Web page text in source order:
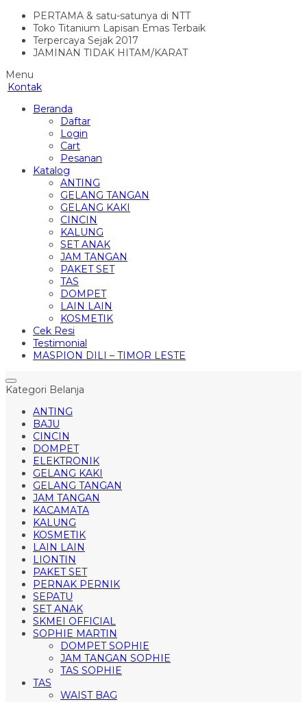
PERTAMA & satu-satunya di NTT
Toko Titanium Lapisan Emas Terbaik
Terpercaya Sejak 2017
JAMINAN TIDAK HITAM/KARAT
Menu
Kontak
Beranda
Daftar
Login
Cart
Pesanan
Katalog
ANTING
GELANG TANGAN
GELANG KAKI
CINCIN
KALUNG
SET ANAK
JAM TANGAN
PAKET SET
TAS
DOMPET
LAIN LAIN
KOSMETIK
Cek Resi
Testimonial
MASPION DILI – TIMOR LESTE
Kategori Belanja
ANTING
BAJU
CINCIN
DOMPET
ELEKTRONIK
GELANG KAKI
GELANG TANGAN
JAM TANGAN
KACAMATA
KALUNG
KOSMETIK
LAIN LAIN
LIONTIN
PAKET SET
PERNAK PERNIK
SEPATU
SET ANAK
SKMEI OFFICIAL
SOPHIE MARTIN
DOMPET SOPHIE
JAM TANGAN SOPHIE
TAS SOPHIE
TAS
WAIST BAG